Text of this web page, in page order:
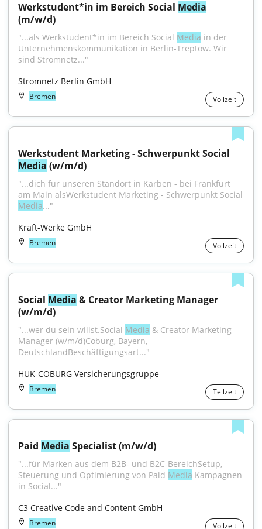
Werkstudent*in im Bereich Social Media
(m/w/d)
"...als Werkstudent*in im Bereich Social Media in der
Unternehmenskommunikation in Berlin-Treptow. Wir
sind Stromnetz..."
Stromnetz Berlin GmbH
Bremen Vollzeit
Media (w/m/d)
"...dich für unseren Standort in Karben - bei Frankfurt
Media..."
Kraft-Werke GmbH
Bremen Vollzeit
Social Media & Creator Marketing Manager
(w/m/d)
"...wer du sein willst.Social Media & Creator Marketing
Manager (w/m/d)Coburg, Bayern,
DeutschlandBeschäftigungsart..."
HUK-COBURG Versicherungsgruppe
Bremen Teilzeit
Paid Media Specialist (m/w/d)
"...für Marken aus dem B2B- und B2C-BereichSetup,
Steuerung und Optimierung von Paid Media Kampagnen
in Social..."
C3 Creative Code and Content GmbH
Bremen Vollzeit